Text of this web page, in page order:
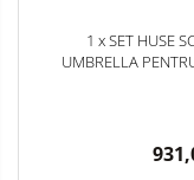
1 x SET HUSE
UMBRELLA